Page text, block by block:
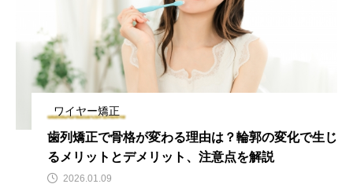
テスト用_東京都おすすめの矯
正歯科の名医28人
2026.06.12
マウスピース型矯正治療後に
保定は必要?リテーナーの装着
期間や時間、注意点も解説
2025.12.07
注目のトピック
ワイヤー矯正
歯列矯正で骨格が変わる理由は？輪郭の変化で生じ
るメリットとデメリット、注意点を解説
2026.01.09